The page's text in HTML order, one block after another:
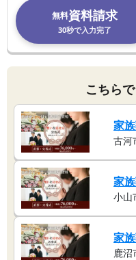
無料資料請求
30秒で入力完了
こちら
家
古河
家
小山
家
鹿